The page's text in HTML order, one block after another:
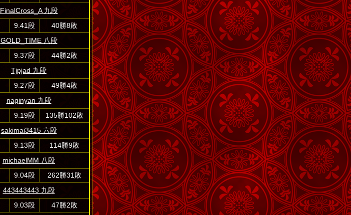
FinalCross_A 九段
9.41段
40勝8敗
GOLD_TIME 八段
9.37段
44勝2敗
Tjpjad 九段
9.27段
49勝4敗
naginyan 九段
9.19段
135勝102敗
sakimai3415 六段
9.13段
114勝9敗
michaelMM 八段
9.04段
262勝31敗
443443443 九段
9.03段
47勝2敗